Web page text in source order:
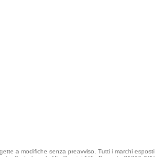
a modifiche senza preavviso. Tutti i marchi